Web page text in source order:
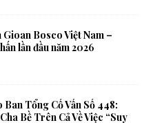
Bosco Việt Nam –
lần đầu năm 2026
Tổng Cố Vấn Số 448:
Bề Trên Cả Về Việc “Suy